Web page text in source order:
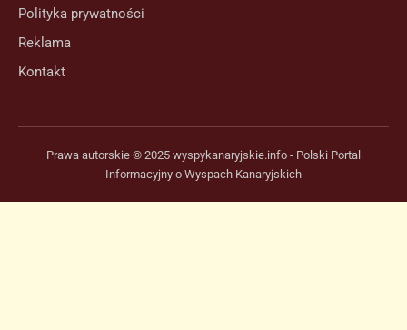
Polityka prywatności
Reklama
Kontakt
Prawa autorskie © 2025 wyspykanaryjskie.info - Polski Portal
Informacyjny o Wyspach Kanaryjskich